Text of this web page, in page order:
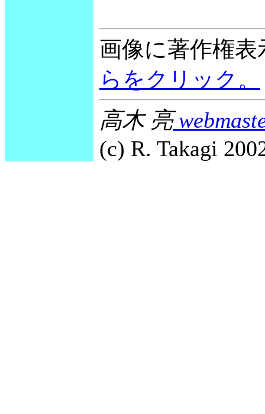
画像に著作権
らをクリック。
高木 亮
(c) R. Takagi